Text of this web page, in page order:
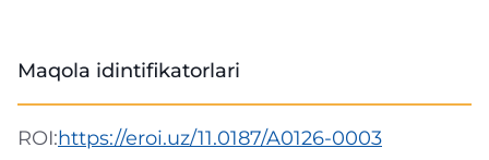
Maqola idintifikatorlari
ROI:https://eroi.uz/11.0187/A0126-0003